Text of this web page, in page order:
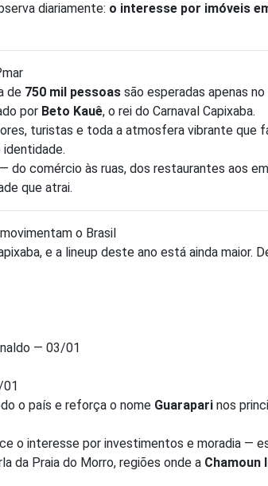
diariamente: o interesse por imóveis
de 750 mil pessoas são esperadas apenas
por Beto Kauê, o rei do Carnaval Capixaba.
turistas e toda a atmosfera vibrante que
identidade.
do comércio às ruas, dos restaurantes aos
que atrai.
o Brasil
e a lineup deste ano está ainda maior.
— 03/01
o país e reforça o nome Guarapari nos
o interesse por investimentos e moradia —
da Praia do Morro, regiões onde a Chamoun